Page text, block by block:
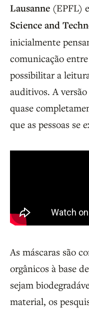
Lausanne (EPFL) e
Science and
inicialmente
comunicação
possibilitar a
auditivos. A
quase
que as pessoas se
As máscaras são
orgânicos à base
sejam
material, os